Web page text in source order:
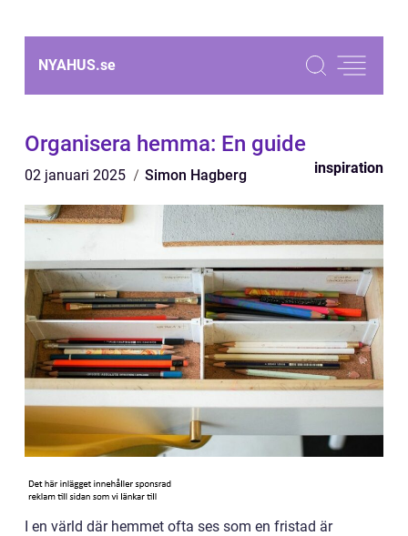
NYAHUS.se
Organisera hemma: En guide
02 januari 2025 Simon Hagberg inspiration
I en värld där hemmet ofta ses som en fristad är